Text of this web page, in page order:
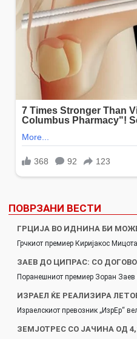
ПОВРЗАНИ ВЕСТИ
ГРЦИЈА ВО ИДНИНА БИ
Грчкиот премиер Киријакос
ЗАЕВ ДО ЦИПРАС: СО
Поранешниот премиер Зоран Заев
ИЗРАЕЛ ЌЕ РЕАЛИЗИРА
Израелскиот превозник „ИзрЕр“
ЗЕМЈОТРЕС СО ЈАЧИНА ОД